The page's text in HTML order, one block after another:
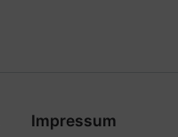
Impressum